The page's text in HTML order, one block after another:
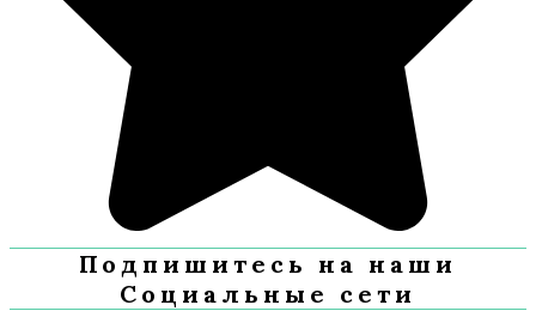
Подпишитесь на наши
Социальные сети